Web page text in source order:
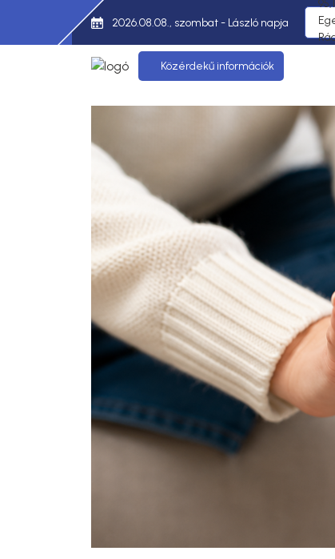
2026.08.08., szombat - László napja
Közérdekű információk